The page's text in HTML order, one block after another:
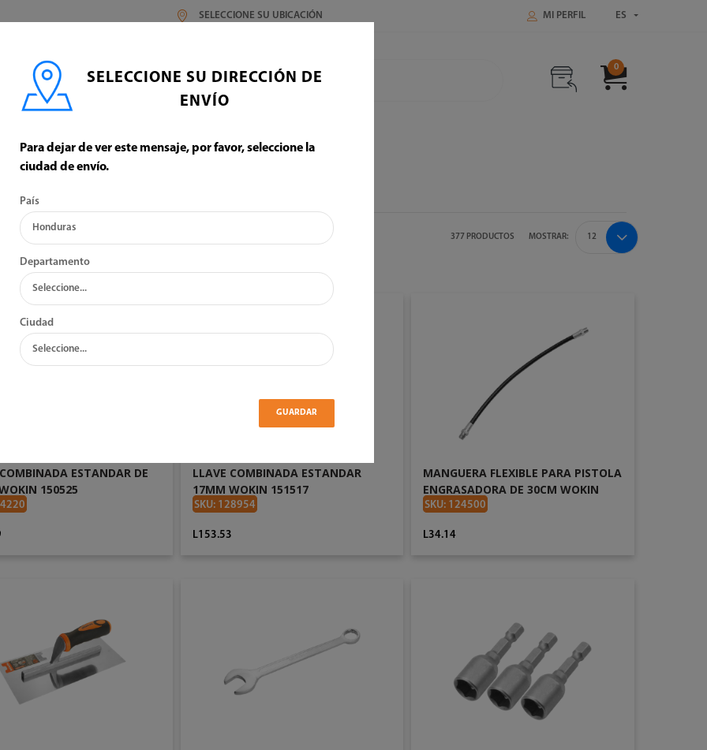
SELECCIONE SU UBICACIÓN MI PERFIL ES
0
377 PRODUCTOS MOSTRAR:
ESTANDAR DE
150525
LLAVE COMBINADA ESTANDAR
17MM WOKIN 151517
SKU: 128954
L153.53
MANGUERA FLEXIBLE PARA PISTOLA
ENGRASADORA DE 30CM WOKIN
728230
SKU: 124500
L34.14
SELECCIONE SU DIRECCIÓN DE
ENVÍO
Para dejar de ver este mensaje, por favor, seleccione la
ciudad de envío.
País
Departamento
Ciudad
GUARDAR